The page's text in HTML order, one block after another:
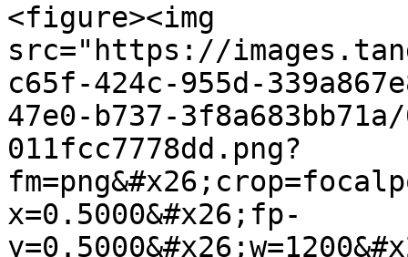
<figure><img
src="https://
c65f-424c-955d-
47e0-b737-
011fcc7778dd.png?
x=0.5000&#x26;fp-